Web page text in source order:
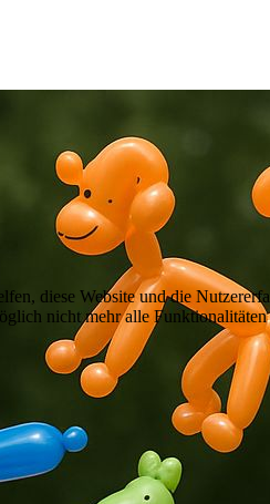
diese Website und die
nicht mehr alle